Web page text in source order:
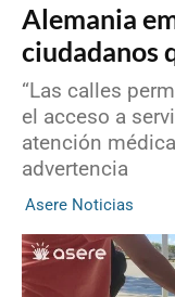
Alemania
ciudadanos
“Las calles
el acceso a
atención
advertencia
Asere Noticias